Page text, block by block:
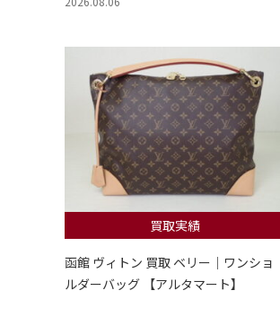
買取実績
函館 ヴィトン 買取 ベリー｜ワンショ
ルダーバッグ 【アルタマート】